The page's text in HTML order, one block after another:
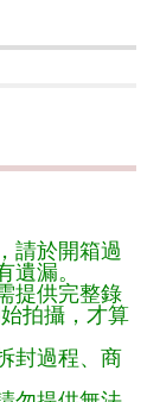
請於開箱過
遺漏。
提供完整錄
拍攝，才算
封過程、商